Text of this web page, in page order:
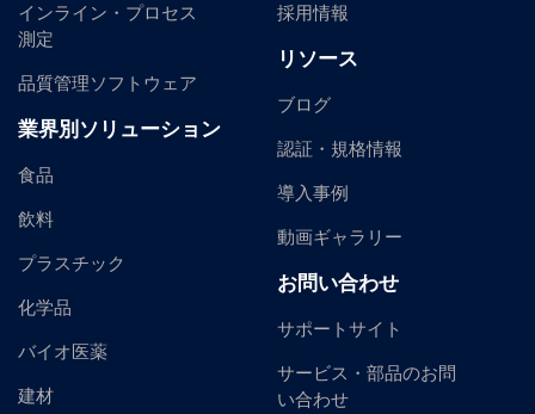
インライン・プロセス
測定
品質管理ソフトウェア
業界別ソリューション
食品
飲料
プラスチック
化学品
バイオ医薬
建材
採用情報
リソース
ブログ
認証・規格情報
導入事例
動画ギャラリー
お問い合わせ
サポートサイト
サービス・部品のお問
い合わせ